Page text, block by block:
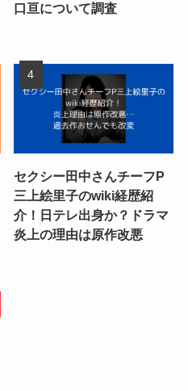
口亘について調査
セクシー田中さんチーフP
三上絵里子のwiki経歴紹
介！日テレ出身か？ドラマ
炎上の理由は原作改悪